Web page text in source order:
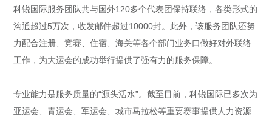
科锐国际服务团队共与国外120多个代表团保持联络，各类形式的
沟通超过5万次，收发邮件超过10000封。此外，该服务团队还努
力配合注册、竞赛、住宿、海关等各个部门业务口做好对外联络
工作，为大运会的成功举行提供了强有力的服务保障。
专业能力是服务质量的“源头活水”。截至目前，科锐国际已多次为
亚运会、青运会、军运会、城市马拉松等重要赛事提供人力资源